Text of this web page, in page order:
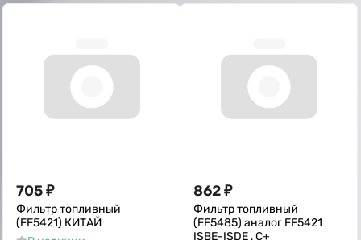
705₽
Фильтр топливный
(FF5421) КИТАЙ
862₽
Фильтр топливный
(FF5485) аналог FF5421
ISBE-ISDE , С+